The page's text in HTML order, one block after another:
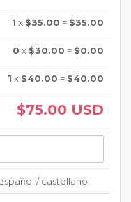
1 x $35.00 = $35.00
0 x $30.00 = $0.00
1 x $40.00 = $40.00
$75.00 USD
/ castellano